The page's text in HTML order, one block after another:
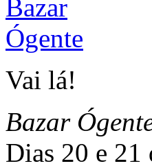
Vai lá!
Bazar
Dias 20 e 21